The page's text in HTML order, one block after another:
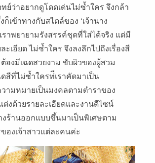
ย์ว่าอยากดูโดดเด่นไม่ซ้ำใคร จึงกล้า
เข้าทางกับสไตล์ของ ‘เจ้านาง
เราพยายามรังสรรค์ชุดที่ใส่ได้จริง แต่มี
ะเอียด ไม่ซ้ำใคร จึงลงลึกไปถึงเรื่องสี
องมีเฉดสวยงาม ขับผิวของผู้สวม
ดสีที่ไม่ซ้ำใครท่ีเราคัดมาเป็น
ามหมายเป็นมงคลตามตําราของ
งด้วยรายละเอียดและงานดีไซน์
งร้านออกแบบขึ้นมาเป็นพิเศษตาม
องเจ้าสาวแต่ละคนค่ะ